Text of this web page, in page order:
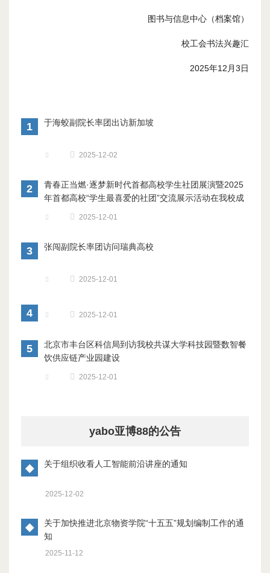
图书与信息中心（档案馆）
校工会书法兴趣汇
2025年12月3日
1 于海蛟副院长率团出访新加坡
2025-12-02
2
青春正当燃·逐梦新时代首都高校学生社团展演暨2025
年首都高校“学生最喜爱的社团”交流展示活动在我校成
2025-12-01
3 张闯副院长率团访问瑞典高校
2025-12-01
4 2025-12-01
5
北京市丰台区科信局到访我校共谋大学科技园暨数智餐
饮供应链产业园建设
2025-12-01
yabo亚博88的公告
◆ 关于组织收看人工智能前沿讲座的通知
2025-12-02
◆
关于加快推进北京物资学院“十五五”规划编制工作的通
知
2025-11-12